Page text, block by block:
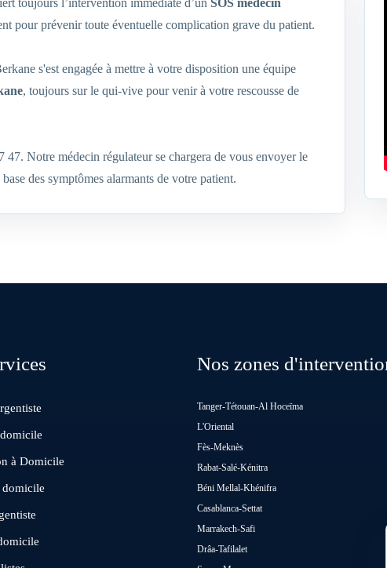
toujours l’intervention immédiate d’un SOS médecin
pour prévenir toute éventuelle complication grave du patient.
s'est engagée à mettre à votre disposition une équipe
, toujours sur le qui-vive pour venir à votre rescousse de
47. Notre médecin régulateur se chargera de vous envoyer le
des symptômes alarmants de votre patient.
à Domicile
domicile
Nos zones
Tanger-Tétouan-Al Hoceïma
L'Oriental
Fès-Meknès
Rabat-Salé-Kénitra
Béni Mellal-Khénifra
Casablanca-Settat
Marrakech-Safi
Drâa-Tafilalet